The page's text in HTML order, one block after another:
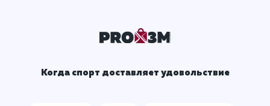
Когда спорт доставляет удовольствие